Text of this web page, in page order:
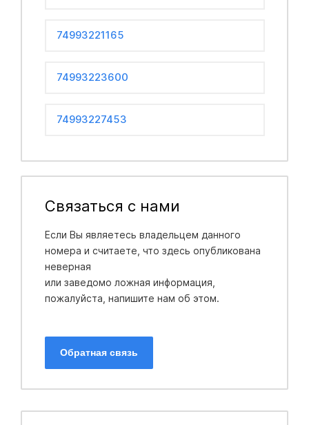
74993221165
74993223600
74993227453
Связаться с нами
Если Вы являетесь владельцем данного
номера и считаете, что здесь опубликована
неверная
или заведомо ложная информация,
пожалуйста, напишите нам об этом.
Обратная связь